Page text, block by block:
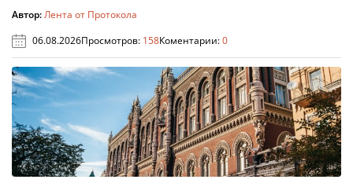
Автор:Лента от Протокола
06.08.2026Просмотров: 158Коментарии:0